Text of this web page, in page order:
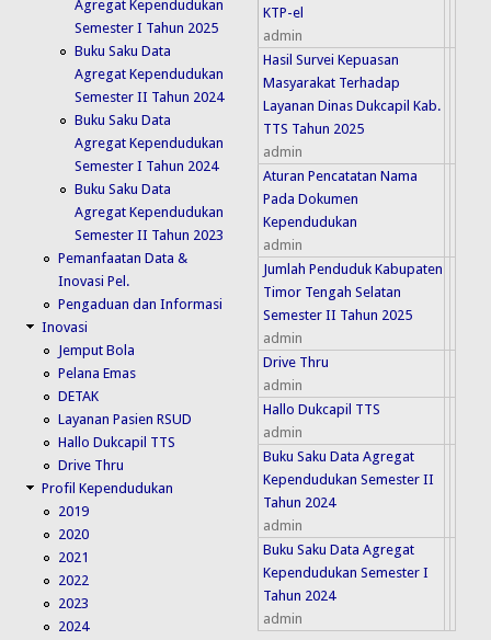
Agregat Kependudukan
Semester I Tahun 2025
Buku Saku Data
Agregat Kependudukan
Semester II Tahun 2024
Buku Saku Data
Agregat Kependudukan
Semester I Tahun 2024
Buku Saku Data
Agregat Kependudukan
Semester II Tahun 2023
Pemanfaatan Data &
Inovasi Pel.
Pengaduan dan Informasi
Inovasi
Jemput Bola
Pelana Emas
DETAK
Layanan Pasien RSUD
Hallo Dukcapil TTS
Drive Thru
Profil Kependudukan
2019
2020
2021
2022
2023
2024
KTP-el
admin
Hasil Survei Kepuasan
Masyarakat Terhadap
Layanan Dinas Dukcapil Kab.
TTS Tahun 2025
admin
Aturan Pencatatan Nama
Pada Dokumen
Kependudukan
admin
Jumlah Penduduk Kabupaten
Timor Tengah Selatan
Semester II Tahun 2025
admin
Drive Thru
admin
Hallo Dukcapil TTS
admin
Buku Saku Data Agregat
Kependudukan Semester II
Tahun 2024
admin
Buku Saku Data Agregat
Kependudukan Semester I
Tahun 2024
admin